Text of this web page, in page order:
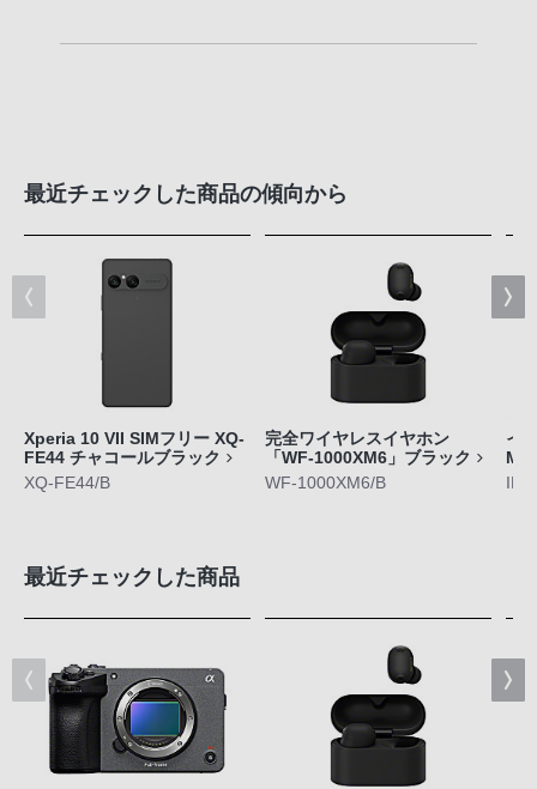
最近チェックした商品の傾向から
Xperia 10 VII SIMフリー XQ-
FE44 チャコールブラック
XQ-FE44/B
完全ワイヤレスイヤホン
「WF-1000XM6」ブラック
WF-1000XM6/B
イ
最近チェックした商品